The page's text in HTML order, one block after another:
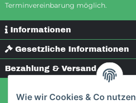
Wie wir Cookies & Co nutzen
Terminvereinbarung möglich.
Informationen
Gesetzliche Informationen
Bezahlung & Versand